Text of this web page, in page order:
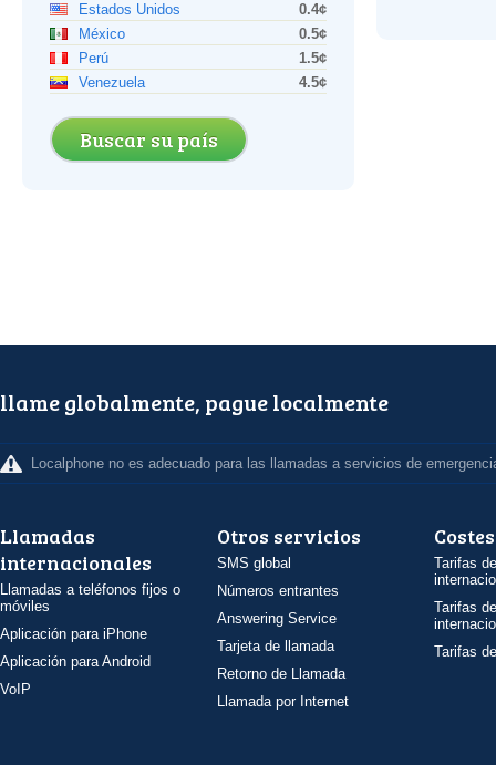
Estados Unidos
0.4¢
México
0.5¢
Perú
1.5¢
Venezuela
4.5¢
Buscar su país
llame globalmente, pague localmente
Localphone no es adecuado para las llamadas a servicios de
Llamadas
internacionales
Llamadas a teléfonos fijos o
móviles
Aplicación para iPhone
Aplicación para Android
VoIP
Otros servicios
SMS global
Números entrantes
Answering Service
Tarjeta de llamada
Retorno de Llamada
Llamada por Internet
Costes
Tarifas
Tarifas
Tarifas